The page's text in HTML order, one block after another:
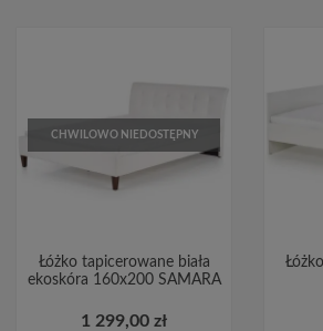
CHWILOWO NIEDOSTĘPNY
Łóżko tapicerowane biała
ekoskóra 160x200 SAMARA
1 299,00 zł